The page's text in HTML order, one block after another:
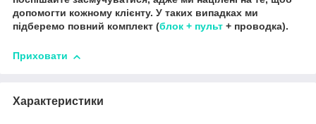
допомогти кожному клієнту. У таких випадках ми
підберемо повний комплект (блок + пульт + проводка).
Приховати
Характеристики